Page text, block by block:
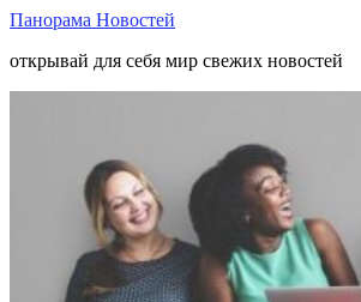
Панорама Новостей
открывай для себя мир свежих новостей